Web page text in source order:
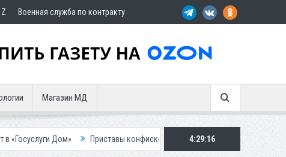
Военная служба по контракту
Магазин МД
Приставы конфисковали двух бурых медведей у жителя Дагестана
4:29:17